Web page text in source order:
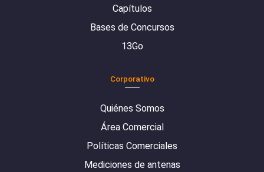
Capítulos
Bases de Concursos
13Go
Corporativo
Quiénes Somos
Área Comercial
Políticas Comerciales
Mediciones de antenas